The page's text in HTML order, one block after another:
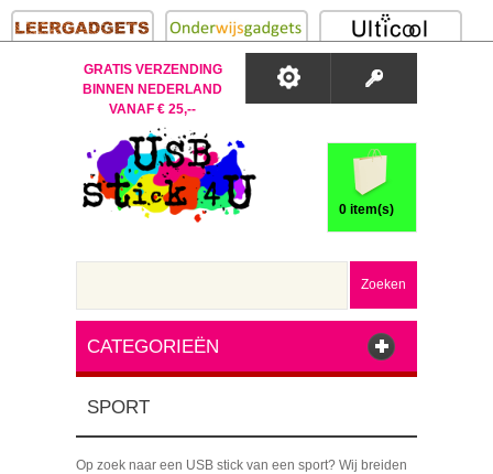
GRATIS VERZENDING
BINNEN NEDERLAND
VANAF € 25,--
0 item(s)
Zoeken
CATEGORIEËN
SPORT
Op zoek naar een USB stick van een sport? Wij breiden